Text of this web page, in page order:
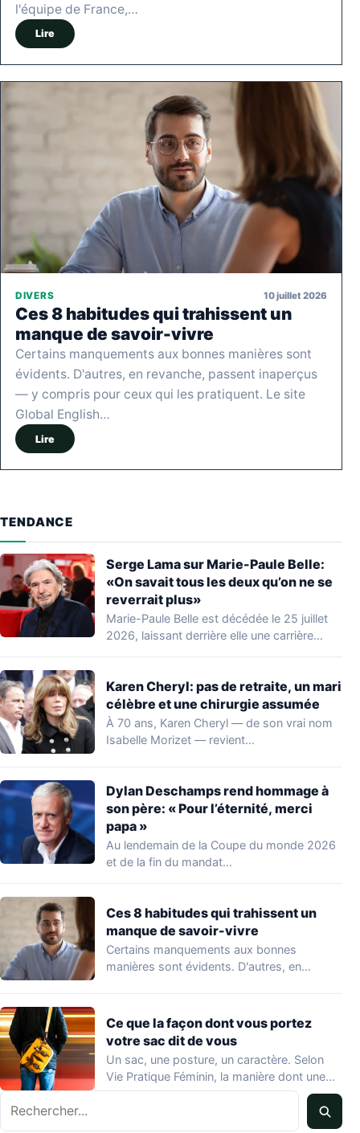
l'équipe de France,…
Lire
DIVERS 10 juillet 2026
Ces 8 habitudes qui trahissent un
manque de savoir-vivre
Certains manquements aux bonnes manières sont
évidents. D'autres, en revanche, passent inaperçus
— y compris pour ceux qui les pratiquent. Le site
Global English…
Lire
TENDANCE
Serge Lama sur Marie-Paule Belle:
«On savait tous les deux qu’on ne se
reverrait plus»
Marie-Paule Belle est décédée le 25 juillet
2026, laissant derrière elle une carrière
Karen Cheryl: pas de retraite, un mari
célèbre et une chirurgie assumée
À 70 ans, Karen Cheryl — de son vrai nom
Isabelle Morizet — revient…
Dylan Deschamps rend hommage à
son père: « Pour l’éternité, merci
papa »
Au lendemain de la Coupe du monde 2026
et de la fin du mandat…
Ces 8 habitudes qui trahissent un
manque de savoir-vivre
Certains manquements aux bonnes
manières sont évidents. D'autres, en
Ce que la façon dont vous portez
votre sac dit de vous
Un sac, une posture, un caractère. Selon
Vie Pratique Féminin, la manière dont une…